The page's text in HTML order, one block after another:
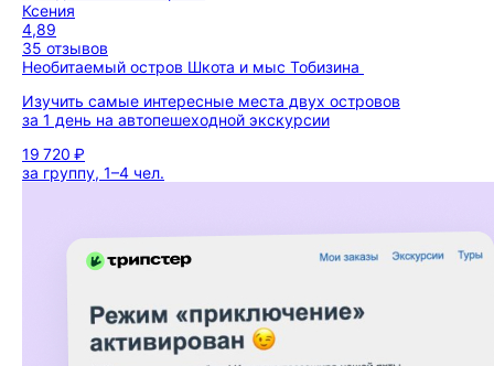
Ксения
4,89
35 отзывов
Необитаемый остров Шкота и мыс Тобизина
Изучить самые интересные места двух островов
за 1 день на автопешеходной экскурсии
19 720 ₽
за группу, 1–4 чел.